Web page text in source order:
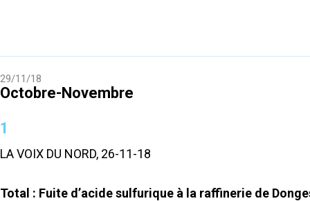
29/11/18
Octobre-Novembre
1
LA VOIX DU NORD, 26-11-18
Total : Fuite d’acide sulfurique à la raffinerie de